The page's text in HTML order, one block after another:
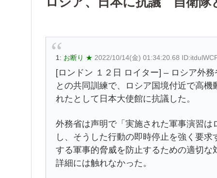
1: お断り ★ 2022/10/14(金) 01:34:20.68
[ロンドン １２日 ロイター] – ロシア外
との共同訓練で、ロシア国境付近で高
れたとして日本大使館に抗議した。
外務省は声明で「実施された軍事演習
し、そうした行動の即時停止を強く要
する軍事的脅威を防止するための適切
詳細には触れなかった。